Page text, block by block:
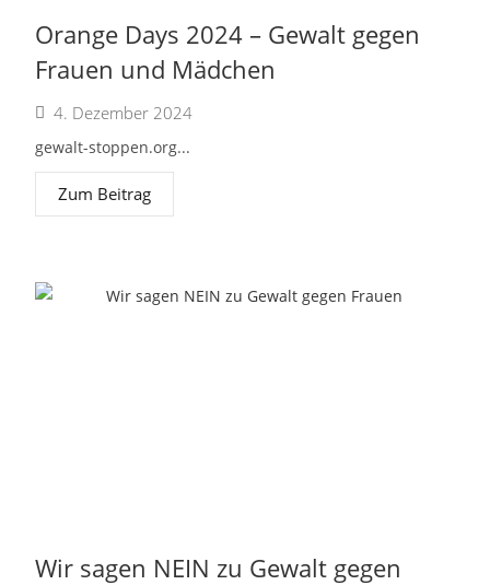
Orange Days 2024 – Gewalt gegen
Frauen und Mädchen
4. Dezember 2024
gewalt-stoppen.org...
Zum Beitrag
Wir sagen NEIN zu Gewalt gegen